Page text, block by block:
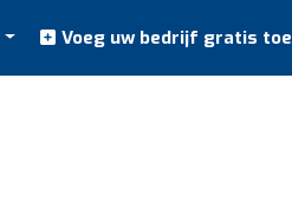
Voeg uw bedrijf gratis toe